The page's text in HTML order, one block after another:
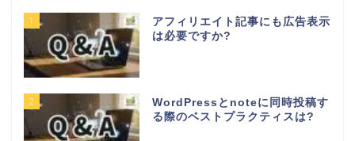
1
アフィリエイト記事にも広告表示
は必要ですか?
2
WordPressとnoteに同時投稿す
る際のベストプラクティスは?